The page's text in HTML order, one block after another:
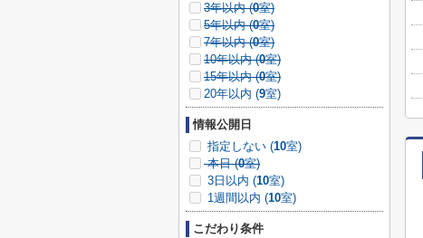
3年以内 (0室)
5年以内 (0室)
7年以内 (0室)
10年以内 (0室)
15年以内 (0室)
20年以内 (9室)
情報公開日
指定しない (10室)
本日 (0室)
3日以内 (10室)
1週間以内 (10室)
こだわり条件